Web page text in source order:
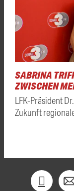
SABRINA
WISCHEN
LFK-Präsident
Zukunft